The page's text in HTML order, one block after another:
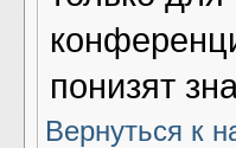
понизят
Вернуться к